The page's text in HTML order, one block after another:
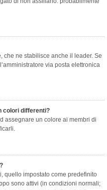
che ne stabilisce anche il leader. Se
via posta elettronica
colori differenti?
assegnare un colore ai membri di
quello impostato come predefinito
sono attivi (in condizioni normali;